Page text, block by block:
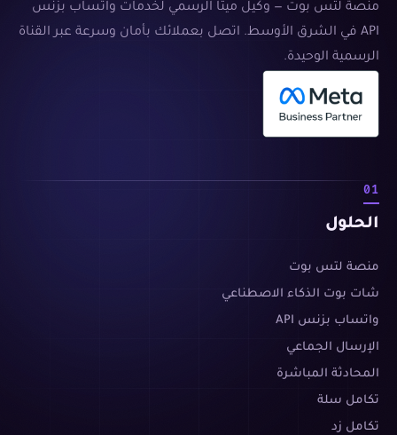
منصة لتس بوت — وكيل ميتا الرسمي لخدمات واتساب بزنس
API في الشرق الأوسط. اتصل بعملائك بأمان وسرعة عبر القناة
الرسمية الوحيدة.
01
الحلول
منصة لتس بوت
شات بوت الذكاء الاصطناعي
واتساب بزنس API
الإرسال الجماعي
المحادثة المباشرة
تكامل سلة
تكامل زد